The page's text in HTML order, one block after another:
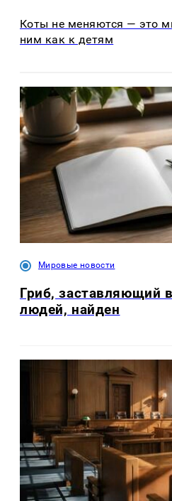
Коты не меняются — это
ним как к детям
Мировые новости
Гриб, заставляющий
людей, найден